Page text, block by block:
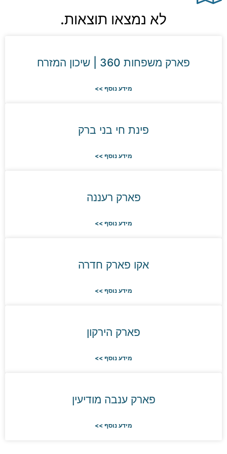
לא נמצאו תוצאות.
פארק משפחות 360 | שיכון המזרח
מידע נוסף >>
פינת חי בני ברק
מידע נוסף >>
פארק רעננה
מידע נוסף >>
אקו פארק חדרה
מידע נוסף >>
פארק הירקון
מידע נוסף >>
פארק ענבה מודיעין
מידע נוסף >>